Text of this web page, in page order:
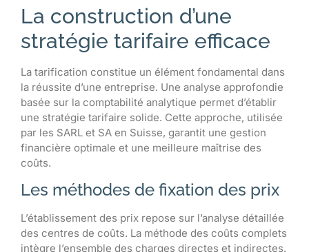
La construction d’une
stratégie tarifaire efficace
La tarification constitue un élément fondamental dans
la réussite d’une entreprise. Une analyse approfondie
basée sur la comptabilité analytique permet d’établir
une stratégie tarifaire solide. Cette approche, utilisée
par les SARL et SA en Suisse, garantit une gestion
financière optimale et une meilleure maîtrise des
coûts.
Les méthodes de fixation des prix
L’établissement des prix repose sur l’analyse détaillée
des centres de coûts. La méthode des coûts complets
intègre l’ensemble des charges directes et indirectes.